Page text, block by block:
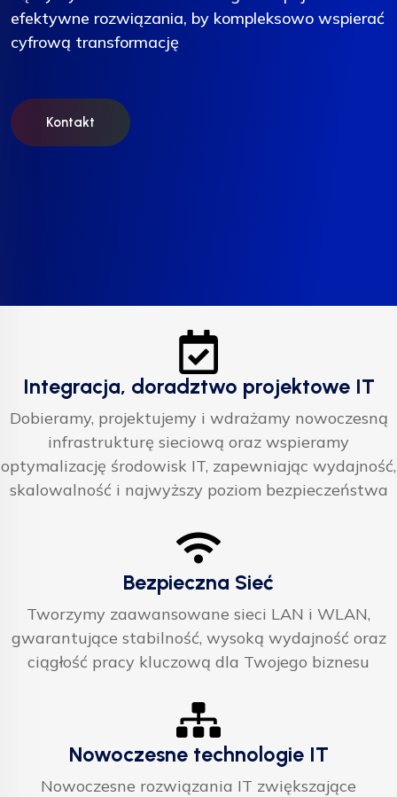
efektywne rozwiązania, by kompleksowo wspierać
cyfrową transformację
Kontakt
efektywne rozwiązania, by kompleksowo wspierać
cyfrową transformację
Kontakt
efektywne rozwiązania, by kompleksowo wspierać
cyfrową transformację
Kontakt
Integracja, doradztwo projektowe IT
Dobieramy, projektujemy i wdrażamy nowoczesną
infrastrukturę sieciową oraz wspieramy
optymalizację środowisk IT, zapewniając wydajność,
skalowalność i najwyższy poziom bezpieczeństwa
Bezpieczna Sieć
Tworzymy zaawansowane sieci LAN i WLAN,
gwarantujące stabilność, wysoką wydajność oraz
ciągłość pracy kluczową dla Twojego biznesu
Nowoczesne technologie IT
Nowoczesne rozwiązania IT zwiększające